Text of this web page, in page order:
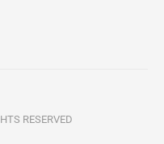
RESERVED